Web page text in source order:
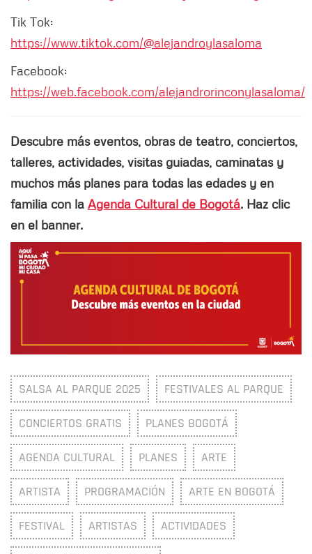
Tik Tok:
https://www.tiktok.com/@alejandroylasaloma
Facebook:
https://web.facebook.com/alejandrorinconylasaloma/
Descubre más eventos, obras de teatro, conciertos,
talleres, actividades, visitas guiadas, caminatas y
muchos más planes para todas las edades y en
familia con la Agenda Cultural de Bogotá. Haz clic
en el banner.
SALSA AL PARQUE 2025 FESTIVALES AL PARQUE
CONCIERTOS GRATIS PLANES BOGOTÁ
AGENDA CULTURAL PLANES ARTE
ARTISTA PROGRAMACIÓN ARTE EN BOGOTÁ
FESTIVAL ARTISTAS ACTIVIDADES